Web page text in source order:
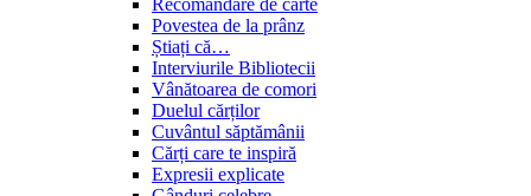
Recomandare de carte
Povestea de la prânz
Știați că…
Interviurile Bibliotecii
Vânătoarea de comori
Duelul cărților
Cuvântul săptămânii
Cărți care te inspiră
Expresii explicate